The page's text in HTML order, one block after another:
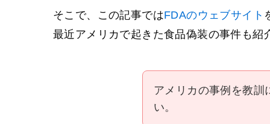
そこで、この記事ではFDAのウェブサイト
最近アメリカで起きた食品偽装の事件も紹
アメリカの事例を教訓
い。